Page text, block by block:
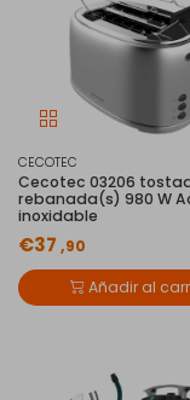
CECOTEC
Cecotec 03206
rebanada(s) 980 W
inoxidable
€37 ,90
Añadir al